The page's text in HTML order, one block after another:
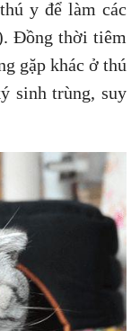
y để làm các
Đồng thời tiêm
gặp khác ở thú
sinh trùng, suy